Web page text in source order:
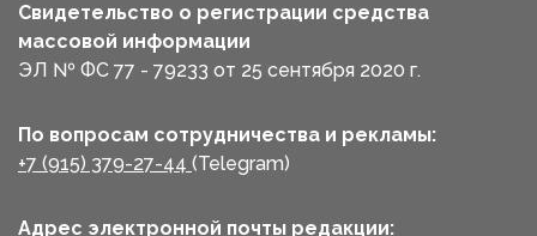
Свидетельство о регистрации средства
массовой информации
ЭЛ № ФС 77 - 79233 от 25 сентября 2020 г.
По вопросам сотрудничества и рекламы:
+7 (915) 379-27-44 (Telegram)
Адрес электронной почты редакции: